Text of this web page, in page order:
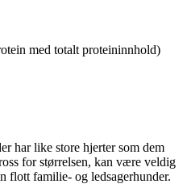
med totalt proteininnhold)
har like store hjerter som dem
for størrelsen, kan være veldig
flott familie- og ledsagerhunder.